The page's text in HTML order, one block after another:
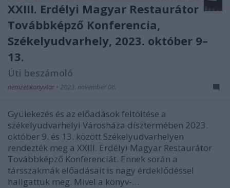
XXIII. Erdélyi Magyar Restaurátor
Továbbképző Konferencia,
Székelyudvarhely, 2023. október 9–
13.
Úti beszámoló
nemzetikonyvtar • 2023. november 06.
Gyülekezés és az előadások feltöltése a
székelyudvarhelyi Városháza dísztermében 2023.
október 9. és 13. között Székelyudvarhelyen
rendezték meg a XXIII. Erdélyi Magyar Restaurátor
Továbbképző Konferenciát. Ennek során a
társszakmák előadásait is nagy érdeklődéssel
hallgattuk meg. Mivel a könyv-…